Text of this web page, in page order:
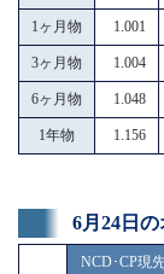
1ヶ月物 1.001
3ヶ月物 1.004
6ヶ月物 1.048
1年物 1.156
6月24日
NCD･CP現